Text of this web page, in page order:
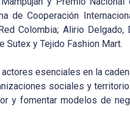
de Cooperación
Colombia; Alirio Delgado,
Sutex y Tejido Fashion Mart.
esenciales en la
sociales y
y fomentar modelos de